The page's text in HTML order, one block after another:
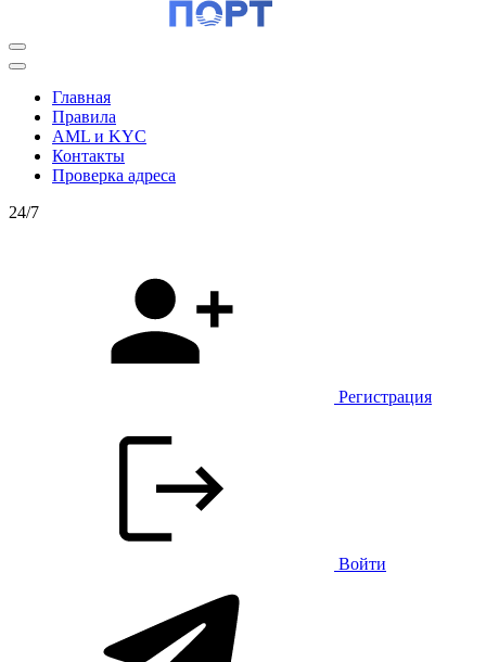
Главная
Правила
AML и KYC
Контакты
Проверка адреса
24/7
Регистрация
Войти